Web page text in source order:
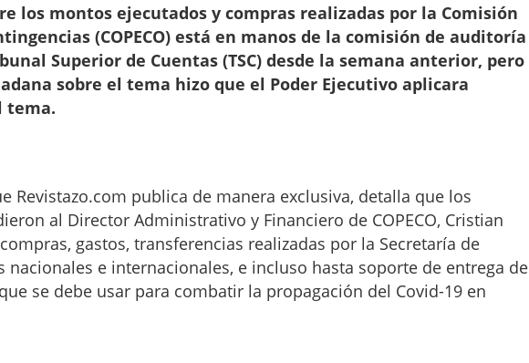
los montos ejecutados y compras realizadas por la Comisión
(COPECO) está en manos de la comisión de auditoría
Superior de Cuentas (TSC) desde la semana anterior, pero
sobre el tema hizo que el Poder Ejecutivo aplicara
tema.
Revistazo.com publica de manera exclusiva, detalla que los
al Director Administrativo y Financiero de COPECO, Cristian
gastos, transferencias realizadas por la Secretaría de
nacionales e internacionales, e incluso hasta soporte de entrega de
se debe usar para combatir la propagación del Covid-19 en